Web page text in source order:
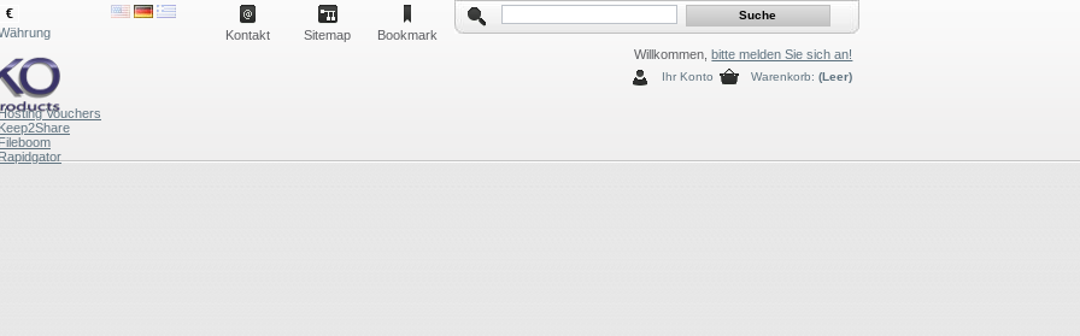
€
Kontakt Sitemap
Bookmark
Willkommen,bitte melden Sie sich an!
Warenkorb: (Leer)
Ihr Konto
Vouchers
Keep2Share
Fileboom
Rapidgator